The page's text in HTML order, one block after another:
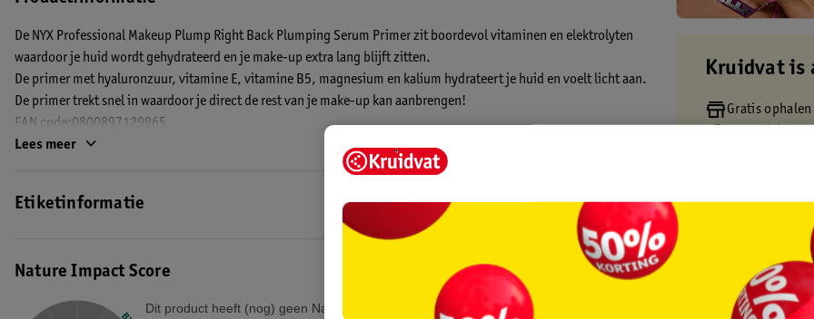
De NYX Professional Makeup Plump Right Back Plumping Serum Primer zit boordevol vitaminen en elektrolyten
waardoor je huid wordt gehydrateerd en je make-up extra lang blijft zitten.
De primer met hyaluronzuur, vitamine E, vitamine B5, magnesium en kalium hydrateert je huid en voelt licht aan.
De primer trekt snel in waardoor je direct de rest van je make-up kan aanbrengen!
EAN code:0800897129965
Lees meer
Etiketinformatie
Nature Impact Score
Dit product heeft (nog) geen Nature Impact Score.
Kruidvat is
Gratis
Op
Gratis
Gratis
Gratis